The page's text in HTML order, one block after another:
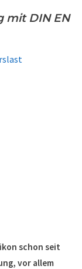
mit DIN EN
schon seit
vor allem